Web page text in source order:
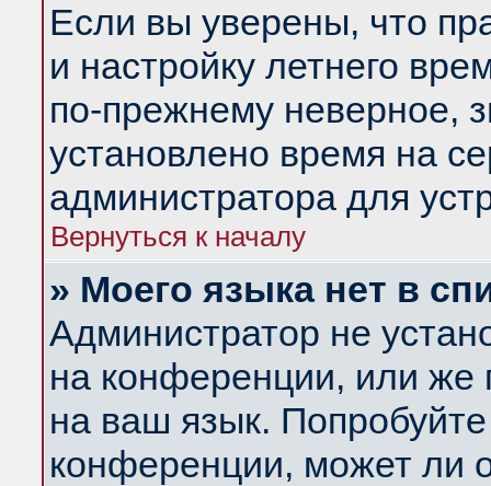
Если вы уверены, что
и настройку летнего
по-прежнему неверное,
установлено время на
администратора для
Вернуться к началу
» Моего языка нет в
Администратор не
на конференции, или же
на ваш язык.
конференции, может ли